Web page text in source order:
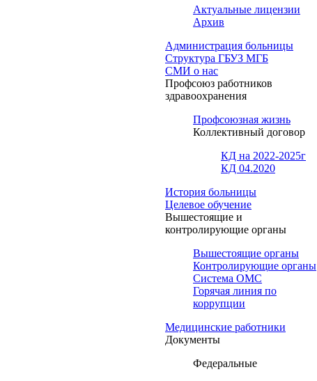
Актуальные лицензии
Архив
Администрация больницы
Структура ГБУЗ МГБ
СМИ о нас
Профсоюз работников
здравоохранения
Профсоюзная жизнь
Коллективный договор
КД на 2022-2025г
КД 04.2020
История больницы
Целевое обучение
Вышестоящие и
контролирующие органы
Вышестоящие органы
Контролирующие органы
Система ОМС
Горячая линия по
коррупции
Медицинские работники
Документы
Федеральные